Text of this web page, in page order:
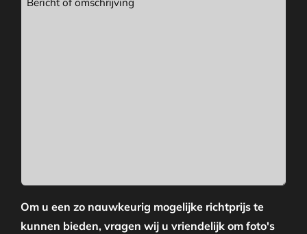
Om u een zo nauwkeurig mogelijke richtprijs te
kunnen bieden, vragen wij u vriendelijk om foto's